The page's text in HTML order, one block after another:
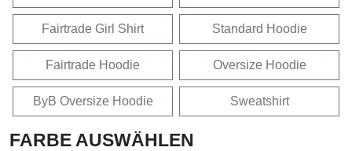
Fairtrade Girl Shirt Standard Hoodie
Fairtrade Hoodie Oversize Hoodie
ByB Oversize Hoodie Sweatshirt
FARBE AUSWÄHLEN